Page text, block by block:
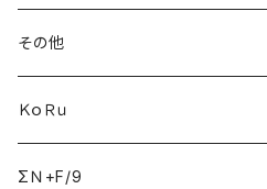
その他
ＫｏＲｕ
ΣＮ+F/9